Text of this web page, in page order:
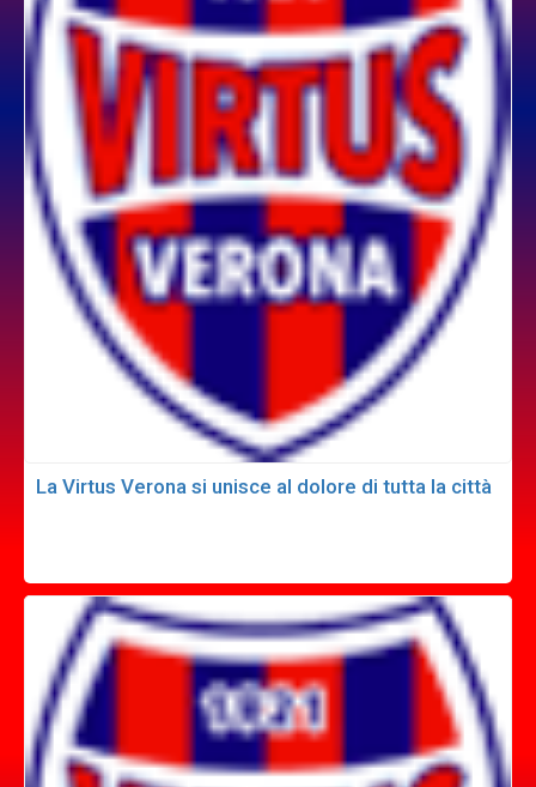
La Virtus Verona si unisce al dolore di tutta la città